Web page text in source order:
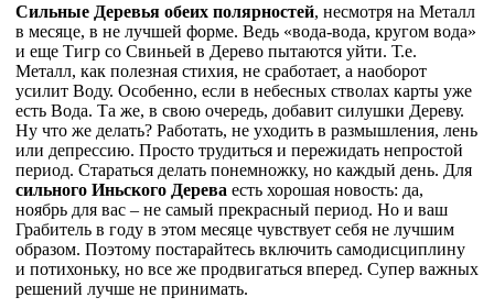
Сильные Деревья обеих полярностей, несмотря на Металл
в месяце, в не лучшей форме. Ведь «вода-вода, кругом вода»
и еще Тигр со Свиньей в Дерево пытаются уйти. Т.е.
Металл, как полезная стихия, не сработает, а наоборот
усилит Воду. Особенно, если в небесных стволах карты уже
есть Вода. Та же, в свою очередь, добавит силушки Дереву.
Ну что же делать? Работать, не уходить в размышления, лень
или депрессию. Просто трудиться и пережидать непростой
период. Стараться делать понемножку, но каждый день. Для
сильного Иньского Дерева есть хорошая новость: да,
ноябрь для вас – не самый прекрасный период. Но и ваш
Грабитель в году в этом месяце чувствует себя не лучшим
образом. Поэтому постарайтесь включить самодисциплину
и потихоньку, но все же продвигаться вперед. Супер важных
решений лучше не принимать.